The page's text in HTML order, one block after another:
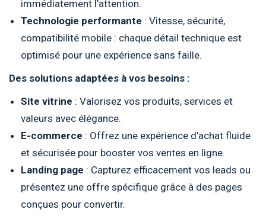
immédiatement l’attention.
Technologie performante : Vitesse, sécurité,
compatibilité mobile : chaque détail technique est
optimisé pour une expérience sans faille.
Des solutions adaptées à vos besoins :
Site vitrine : Valorisez vos produits, services et
valeurs avec élégance.
E-commerce : Offrez une expérience d’achat fluide
et sécurisée pour booster vos ventes en ligne.
Landing page : Capturez efficacement vos leads ou
présentez une offre spécifique grâce à des pages
conçues pour convertir.